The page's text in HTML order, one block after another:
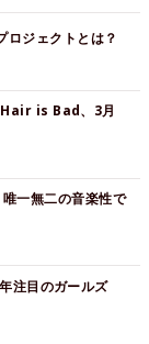
ジェクトとは？
Hair is Bad、3月
一無二の音楽性で
注目のガールズ